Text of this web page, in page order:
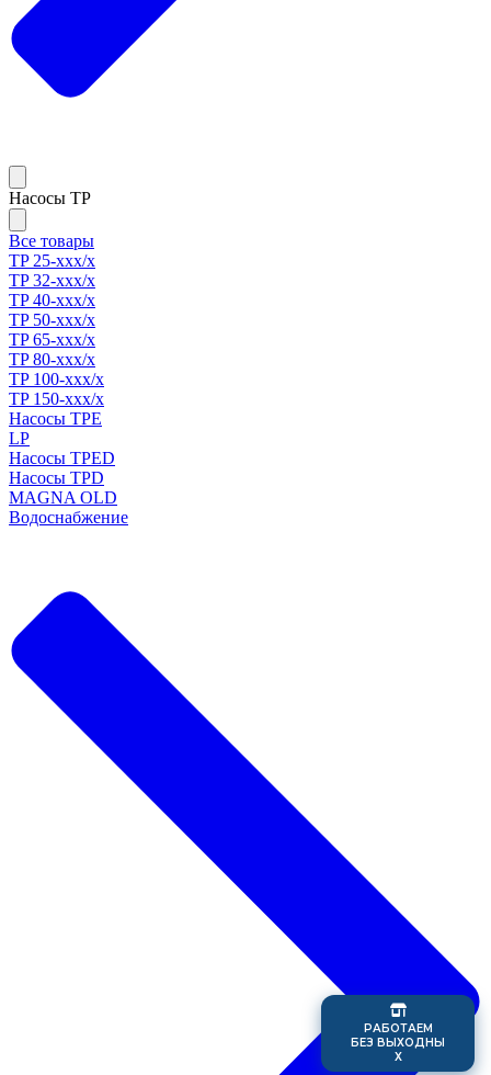
Насосы TP
Все товары
TP 25-xxx/x
TP 32-xxx/x
TP 40-xxx/x
TP 50-xxx/x
TP 65-xxx/x
TP 80-xxx/x
TP 100-xxx/x
TP 150-xxx/x
Насосы TPE
LP
Насосы TPED
Насосы TPD
MAGNA OLD
Водоснабжение
РАБОТАЕМ
БЕЗ ВЫХОДНЫ
Х